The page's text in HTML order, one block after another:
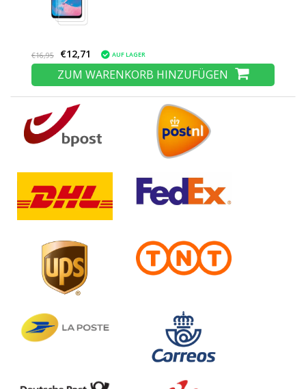
€16,95 €12,71 AUF LAGER
ZUM WARENKORB HINZUFÜGEN